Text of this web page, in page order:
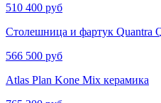
510 400 руб
Столешница и фартук Quantra
566 500 руб
Atlas Plan Kone Mix керамика